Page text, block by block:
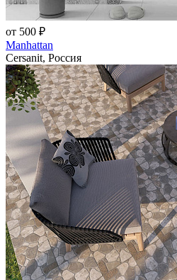
от 500 ₽
Manhattan
Cersanit, Россия